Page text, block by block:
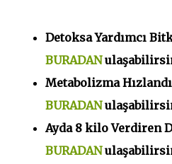
Detoksa Yardımcı
BURADAN
Metabolizma
BURADAN
Ayda 8 kilo Verdiren
BURADAN